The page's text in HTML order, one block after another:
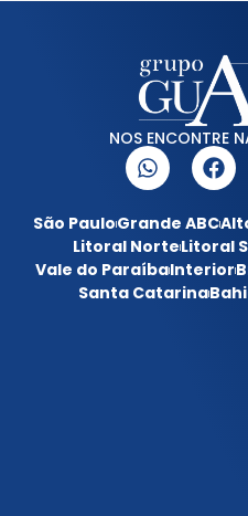
NOS ENCONTRE
São PauloGrande ABC
Litoral NorteLitoral
Vale do ParaíbaInterior
Santa Catarina